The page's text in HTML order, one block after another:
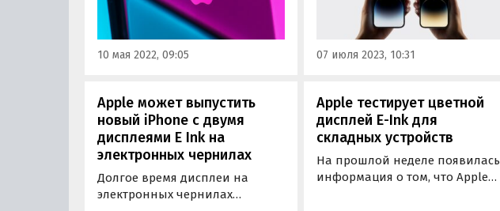
характеристики одной из
которых уже просочились в
Сеть.
10 мая 2022, 09:05 07 июля 2023, 10:31
Apple может выпустить
новый iPhone с двумя
дисплеями E Ink на
электронных чернилах
Долгое время дисплеи на
электронных чернилах
Apple тестирует цветной
дисплей E-Ink для
складных устройств
На прошлой неделе появилась
информация о том, что Apple